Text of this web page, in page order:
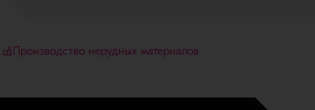
Производство нерудных материалов